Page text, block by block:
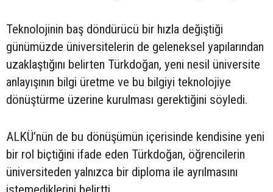
Teknolojinin baş döndürücü bir hızla değiştiği
günümüzde üniversitelerin de geleneksel yapılarından
uzaklaştığını belirten Türkdoğan, yeni nesil üniversite
anlayışının bilgi üretme ve bu bilgiyi teknolojiye
dönüştürme üzerine kurulması gerektiğini söyledi.
ALKÜ’nün de bu dönüşümün içerisinde kendisine yeni
bir rol biçtiğini ifade eden Türkdoğan, öğrencilerin
üniversiteden yalnızca bir diploma ile ayrılmasını